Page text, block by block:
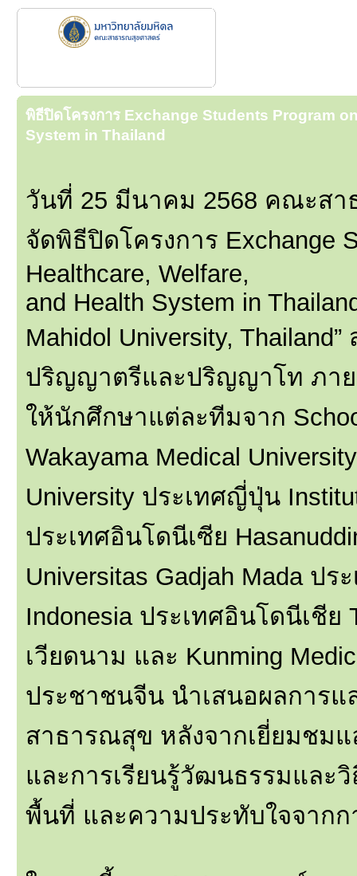
พิธีปิดโครงการ Exchange Students Program
System in Thailand
วันที่ 25 มีนาคม 2568 คณะส
จัดพิธีปิดโครงการ Exchange
Healthcare, Welfare,
and Health System in
Mahidol University,
ปริญญาตรีและปริญญาโท ภาย
ให้นักศึกษาแต่ละทีมจาก
Wakayama Medical
University ประเทศญี่ปุ่น
ประเทศอินโดนีเซีย
Universitas Gadjah Mada ปร
Indonesia ประเทศอินโดนีเชีย
เวียดนาม และ Kunming
ประชาชนจีน นำเสนอผลการแ
สาธารณสุข หลังจากเยี่ยมชมแ
และการเรียนรู้วัฒนธรรมและ
พื้นที่ และความประทับใจจากก